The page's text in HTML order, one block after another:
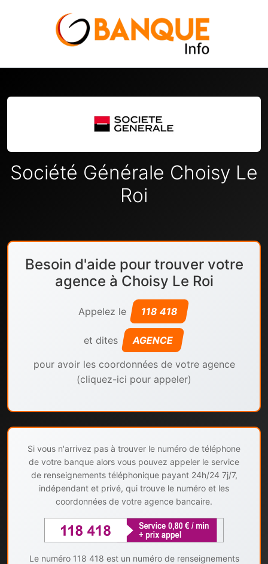
Société Générale Choisy Le
Roi
Besoin d'aide pour trouver votre
agence à Choisy Le Roi
Appelez le 118 418
et dites AGENCE
pour avoir les coordonnées de votre agence
(cliquez-ici pour appeler)
Si vous n'arrivez pas à trouver le numéro de téléphone
de votre banque alors vous pouvez appeler le service
de renseignements téléphonique payant 24h/24 7j/7,
indépendant et privé, qui trouve le numéro et les
coordonnées de votre agence bancaire.
Le numéro 118 418 est un numéro de renseignements